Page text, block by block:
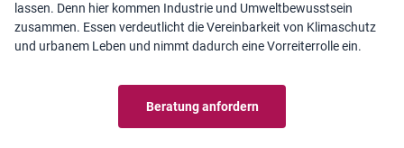
lassen. Denn hier kommen Industrie und Umweltbewusstsein
zusammen. Essen verdeutlicht die Vereinbarkeit von Klimaschutz
und urbanem Leben und nimmt dadurch eine Vorreiterrolle ein.
Beratung anfordern